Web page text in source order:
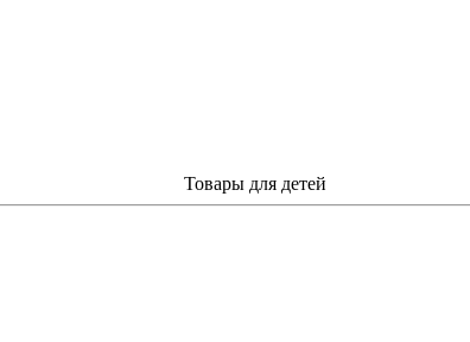
Товары для детей